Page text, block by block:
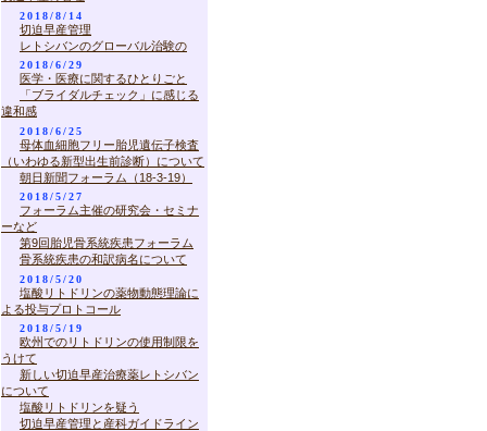
2018/8/14
切迫早産管理
レトシバンのグローバル治験の
2018/6/29
医学・医療に関するひとりごと
「ブライダルチェック」に感じる
違和感
2018/6/25
母体血細胞フリー胎児遺伝子検査
（いわゆる新型出生前診断）について
朝日新聞フォーラム（18-3-19）
2018/5/27
フォーラム主催の研究会・セミナ
ーなど
第9回胎児骨系統疾患フォーラム
骨系統疾患の和訳病名について
2018/5/20
塩酸リトドリンの薬物動態理論に
よる投与プロトコール
2018/5/19
欧州でのリトドリンの使用制限を
うけて
新しい切迫早産治療薬レトシバン
について
塩酸リトドリンを疑う
切迫早産管理と産科ガイドライン